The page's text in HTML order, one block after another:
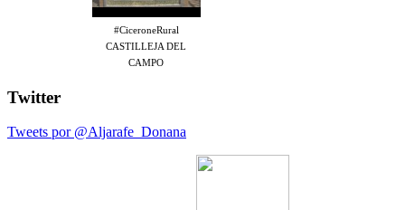
#CiceroneRural
CASTILLEJA DEL
CAMPO
Twitter
Tweets por @Aljarafe_Donana